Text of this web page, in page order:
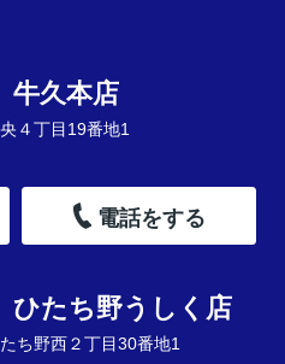
久本店
４丁目19番地1
電話をする
たち野うしく店
ち野西２丁目30番地1